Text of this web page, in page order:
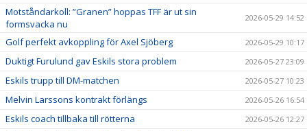
Motståndarkoll: ”Granen” hoppas TFF är ut sin
formsvacka nu
2026-05-29 14:52
Golf perfekt avkoppling för Axel Sjöberg 2026-05-29 10:17
Duktigt Furulund gav Eskils stora problem 2026-05-27 23:09
Eskils trupp till DM-matchen 2026-05-27 10:23
Melvin Larssons kontrakt förlängs 2026-05-26 16:54
Eskils coach tillbaka till rötterna 2026-05-26 12:27